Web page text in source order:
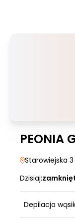
PEONIA
Starowiejska 3
Dzisiaj:
Depilacja